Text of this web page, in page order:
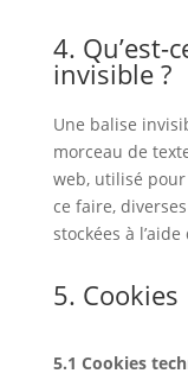
4. Qu’est-
invisible ?
Une balise
morceau de
web, utilisé
ce faire,
stockées à
5. Cookies
5.1 Cookies